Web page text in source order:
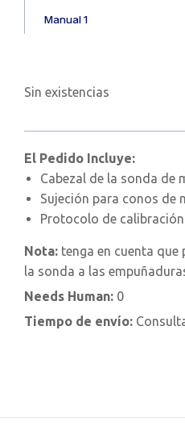
Manual 1
Sin existencias
El Pedido Incluye:
Cabezal de la sonda de
Sujeción para conos de
Protocolo de calibración
Nota: tenga en cuenta que
la sonda a las
Needs Human: 0
Tiempo de envío: